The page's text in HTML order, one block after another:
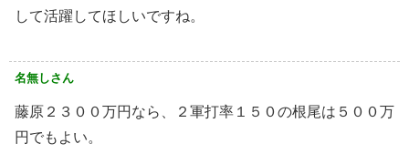
して活躍してほしいですね。
名無しさん
藤原２３００万円なら、２軍打率１５０の根尾は５００万
円でもよい。